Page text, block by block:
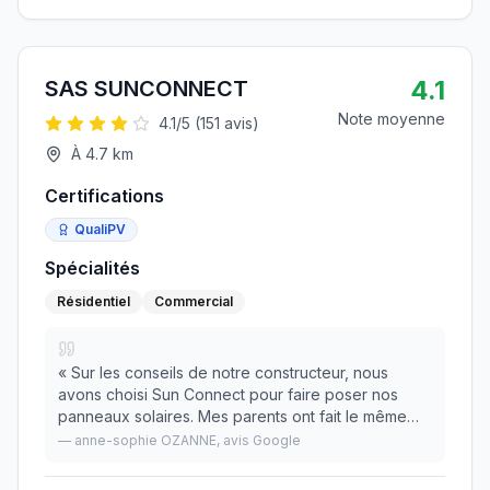
SAS SUNCONNECT
4.1/5 (151 avis)
À 4.7 km
4.1
Note moyenne
Certifications
QualiPV
Spécialités
Résidentiel Commercial
« Sur les conseils de notre constructeur, nous
avons choisi Sun Connect pour faire poser nos
panneaux solaires. Mes parents ont fait le même
choix. Les installateurs sont très sérieux et le
»
— anne-sophie OZANNE, avis Google